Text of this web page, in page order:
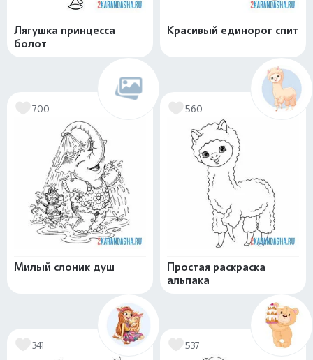
Лягушка принцесса
болот
Красивый единорог спит
700
Милый слоник душ
560
Простая раскраска
альпака
341 537